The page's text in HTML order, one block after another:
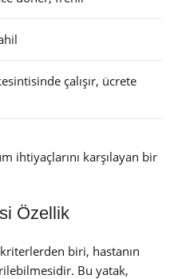
çalışır, ücrete
ihtiyaçlarını karşılayan bir
Özellik
biri, hastanın
Bu yatak,